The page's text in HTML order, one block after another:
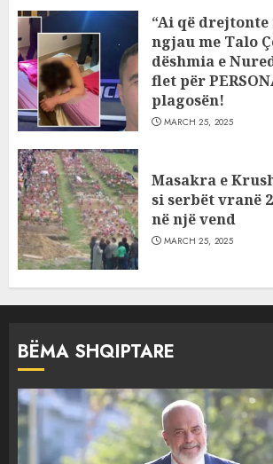
“Ai që
ngjau me Talo
dëshmia e
flet për
plagosën!
MARCH 25, 2025
Masakra e
si serbët vranë
në një vend
MARCH 25, 2025
BËMA SHQIPTARE